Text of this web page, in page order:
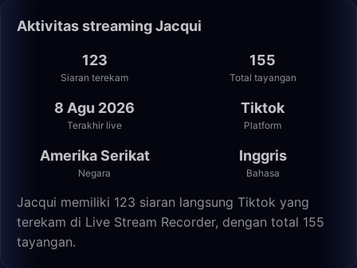
Aktivitas streaming Jacqui
123
Siaran terekam
155
Total tayangan
8 Agu 2026
Terakhir live
Tiktok
Platform
Amerika Serikat
Negara
Inggris
Bahasa
Jacqui memiliki 123 siaran langsung Tiktok yang
terekam di Live Stream Recorder, dengan total 155
tayangan.